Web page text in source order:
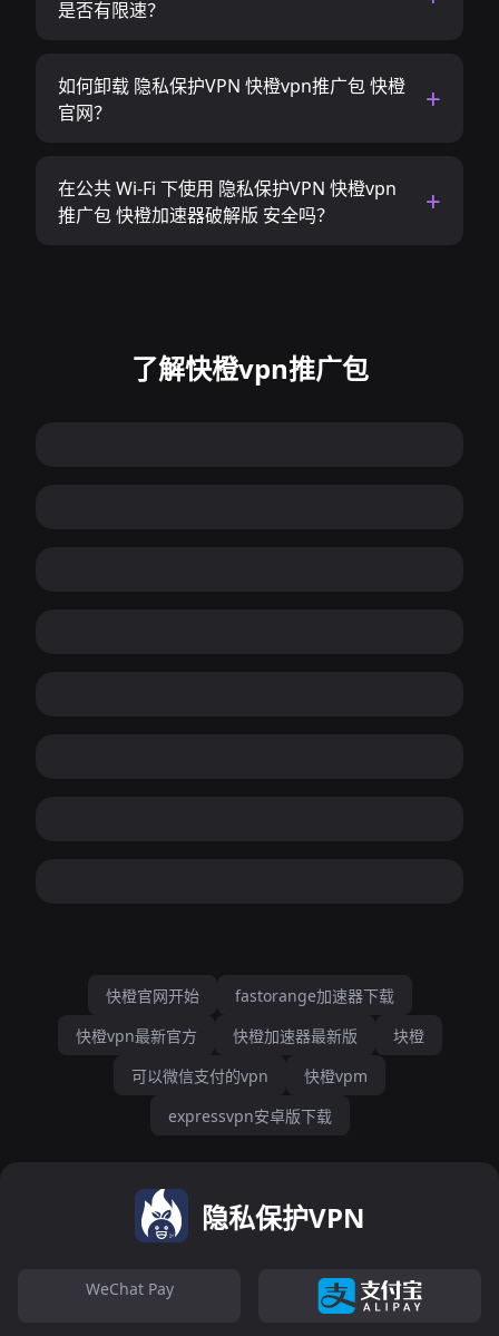
是否有限速？
如何卸载 隐私保护VPN 快橙vpn推广包 快橙
官网？
在公共 Wi-Fi 下使用 隐私保护VPN 快橙vpn
推广包 快橙加速器破解版 安全吗？
了解快橙vpn推广包
快橙官网开始
fastorange加速器下载
快橙vpn最新官方
快橙加速器最新版
块橙
可以微信支付的vpn
快橙vpm
expressvpn安卓版下载
隐私保护VPN
WeChat Pay